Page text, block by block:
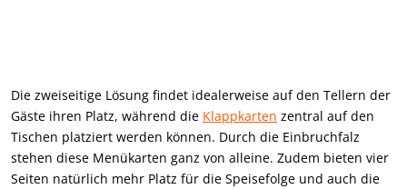
Die zweiseitige Lösung findet idealerweise auf den Tellern der
Gäste ihren Platz, während die Klappkarten zentral auf den
Tischen platziert werden können. Durch die Einbruchfalz
stehen diese Menükarten ganz von alleine. Zudem bieten vier
Seiten natürlich mehr Platz für die Speisefolge und auch die